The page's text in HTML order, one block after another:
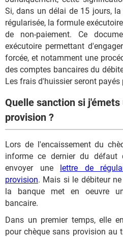
Si, dans un délai de 15 jours,
régularisée, la formule
de non-paiement. Ce
exécutoire permettant
forcée, et notamment une
des comptes bancaires du
Les frais d'huissier seront payés
Quelle sanction si j'émets
provision ?
Lors de l'encaissement du
informe ce dernier du
envoyer une lettre de
provision. Mais si le débiteur
la banque met en oeuvre
bancaire.
Dans un premier temps, elle
pour chèque sans provision au